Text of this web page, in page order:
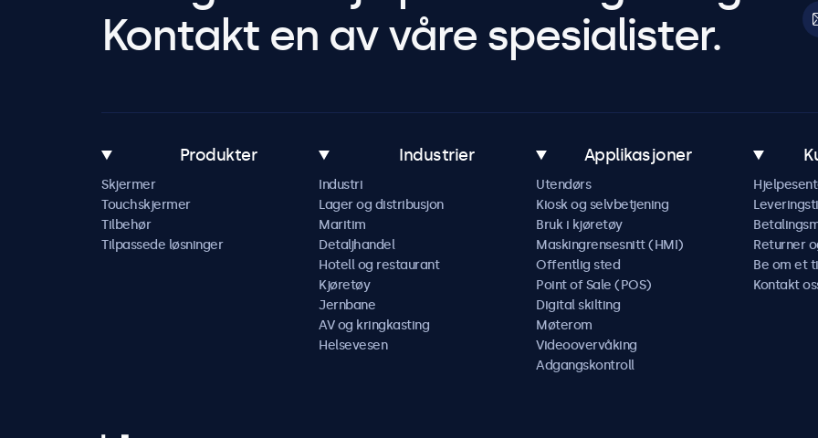
Kontakt en av våre spesialister.
Produkter
Skjermer
Touchskjermer
Tilbehør
Tilpassede løsninger
Industrier
Industri
Lager og distribusjon
Maritim
Detaljhandel
Hotell og restaurant
Kjøretøy
Jernbane
AV og kringkasting
Helsevesen
Applikasjoner
Utendørs
Kiosk og selvbetjening
Bruk i kjøretøy
Maskingrensesnitt (HMI)
Offentlig sted
Point of Sale (POS)
Digital skilting
Møterom
Videoovervåking
Adgangskontroll
Returner
Be om et
Kontakt